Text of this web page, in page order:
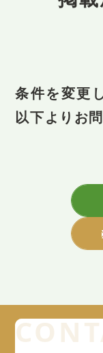
条件を変更
以下よりお